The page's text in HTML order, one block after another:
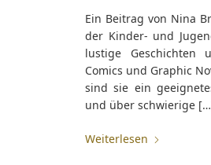
Ein Beitrag von Nina
der Kinder- und
lustige Geschichten
Comics und Graphic
sind sie ein
und über schwierige
Weiterlesen